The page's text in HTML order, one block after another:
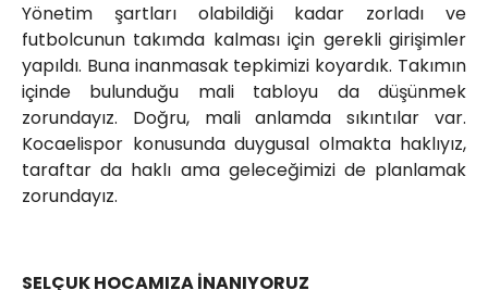
Yönetim şartları olabildiği kadar zorladı ve
futbolcunun takımda kalması için gerekli girişimler
yapıldı. Buna inanmasak tepkimizi koyardık. Takımın
içinde bulunduğu mali tabloyu da düşünmek
zorundayız. Doğru, mali anlamda sıkıntılar var.
Kocaelispor konusunda duygusal olmakta haklıyız,
taraftar da haklı ama geleceğimizi de planlamak
zorundayız.
SELÇUK HOCAMIZA İNANIYORUZ